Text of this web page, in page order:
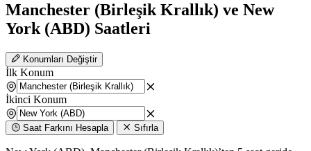
Manchester (Birleşik Krallık) ve New
York (ABD) Saatleri
Konumları Değiştir
İlk Konum
İkinci Konum
Saat Farkını Hesapla Sıfırla